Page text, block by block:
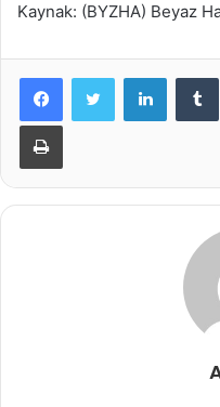
Kaynak: (BYZHA) Beyaz
LinkedIn
Yazdır